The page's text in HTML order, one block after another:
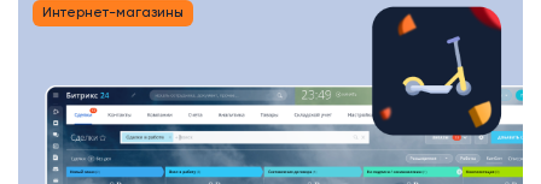
Интернет-магазины